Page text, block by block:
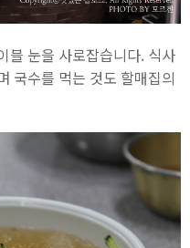
블 눈을 사로잡습니다. 식사
국수를 먹는 것도 할매집의